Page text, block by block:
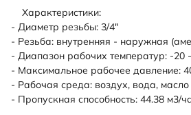
Характеристики:
- Диаметр резьбы: 3/4"
- Резьба: внутренняя - наружная
- Диапазон рабочих температур: -20
- Максимальное рабочее давление:
- Рабочая среда: воздух, вода, масло
- Пропускная способность: 44.38 м3/